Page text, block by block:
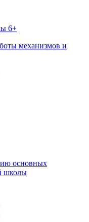
6+
механизмов и
основных
школы